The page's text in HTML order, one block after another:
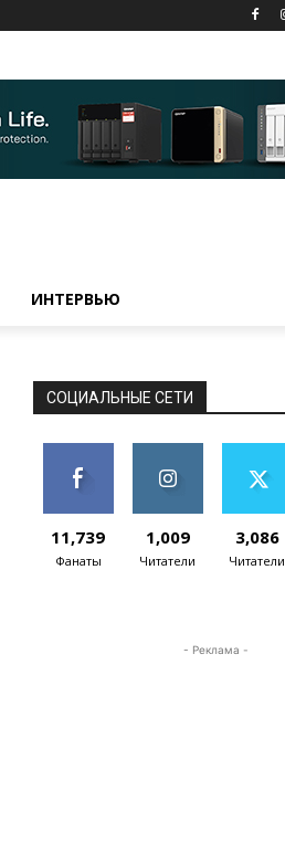
ИНТЕРВЬЮ
СОЦИАЛЬНЫЕ СЕТИ
11,739
Фанаты
1,009
Читатели
3,086
Читатели
- Реклама -